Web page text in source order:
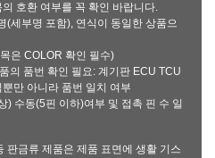
호환 여부를 꼭 확인 바랍니다.
세부명 포함), 연식이 동일한 상품으
은 COLOR 확인 필수)
의 품번 확인 필요: 계기판 ECU TCU
만 아니라 품번 일치 여부
수동(5핀 이하)여부 및 접촉 핀 수 일
판금류 제품은 제품 표면에 생활 기스